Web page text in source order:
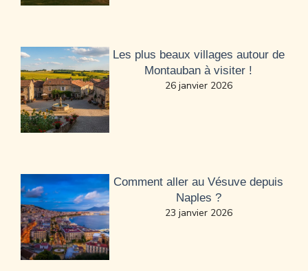
Les plus beaux villages autour de
Montauban à visiter !
26 janvier 2026
Comment aller au Vésuve depuis
Naples ?
23 janvier 2026